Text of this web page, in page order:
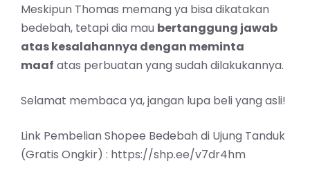
Meskipun Thomas memang ya bisa dikatakan
bedebah, tetapi dia mau bertanggung jawab
atas kesalahannya dengan meminta
maaf atas perbuatan yang sudah dilakukannya.
Selamat membaca ya, jangan lupa beli yang asli!
Link Pembelian Shopee Bedebah di Ujung Tanduk
(Gratis Ongkir) : https://shp.ee/v7dr4hm